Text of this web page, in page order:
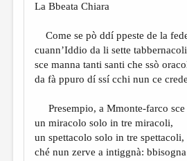
La Bbeata Chiara
Come se pò ddí ppeste de la
cuann’Iddio da li sette tabbernacoli
sce manna tanti santi che ssò
da fà ppuro dí ssí cchi nun ce
Presempio, a Mmonte-farco sce
un miracolo solo in tre miracoli,
un spettacolo solo in tre spettacoli,
ché nun zerve a intiggnà: bbisogna